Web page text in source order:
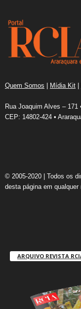
Quem Somos | Mídia Kit |
Rua Joaquim Alves – 171
CEP: 14802-424 •
© 2005-2020 | Todos os
desta página em
ARQUIVO REVISTA